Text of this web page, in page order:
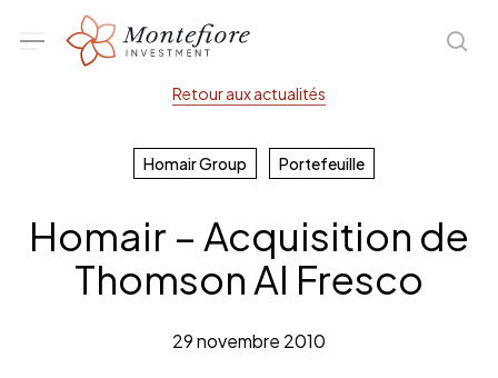
Menu
Retour aux actualités
Homair Group Portefeuille
Homair – Acquisition de
Thomson Al Fresco
29 novembre 2010